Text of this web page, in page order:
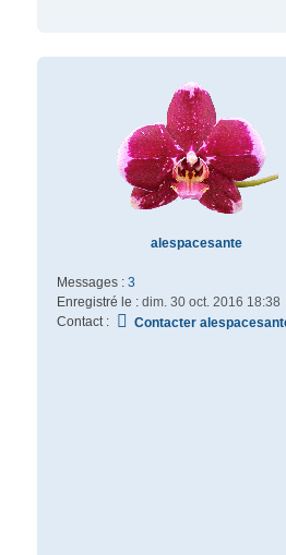
alespacesante
Messages : 3
Enregistré le :dim. 30 oct. 2016 18:38
Contact :
Contacter